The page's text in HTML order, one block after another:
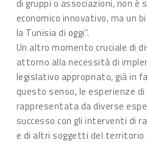
di gruppi o associazioni, non è
economico innovativo, ma un
la Tunisia di oggi”.
Un altro momento cruciale di
attorno alla necessità di
legislativo appropriato, già in
questo senso, le esperienze
rappresentata da diverse
successo con gli interventi di
e di altri soggetti del territorio